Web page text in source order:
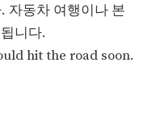
자동차 여행이나 본
니다.
hit the road soon.